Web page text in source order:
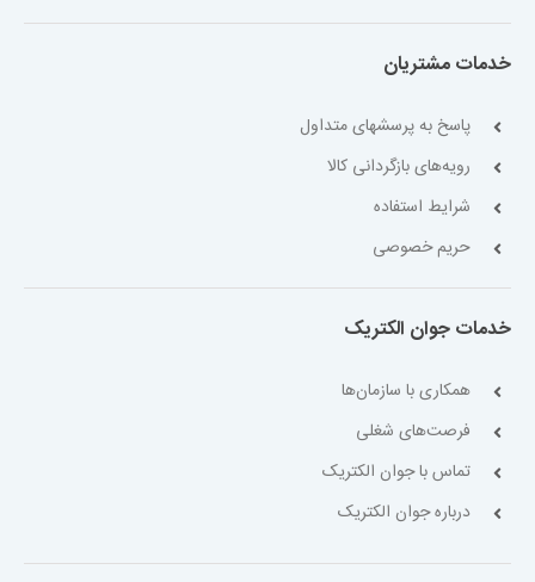
خدمات مشتریان
پاسخ به پرسشهای متداول
رویه‌های بازگردانی کالا
شرایط استفاده
حریم خصوصی
خدمات جوان الکتریک
همکاری با سازمان‌ها
فرصت‌های شغلی
تماس با جوان الکتریک
درباره جوان الکتریک